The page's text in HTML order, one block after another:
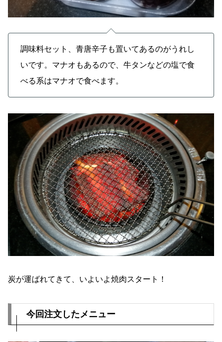
調味料セット、青唐辛子も置いてあるのがうれし
いです。マナオもあるので、牛タンなどの塩で食
べる系はマナオで食べます。
炭が運ばれてきて、いよいよ焼肉スタート！
今回注文したメニュー